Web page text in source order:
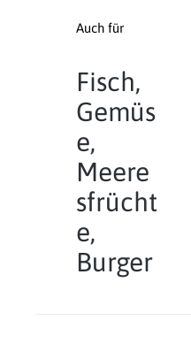
Auch für
Fisch,
Gemüs
e,
Meere
sfrücht
e,
Burger